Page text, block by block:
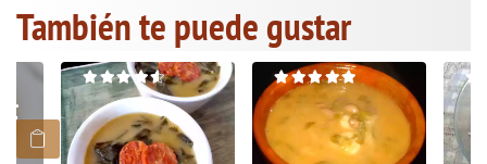
También te puede gustar